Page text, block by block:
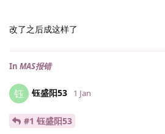
改了之后成这样了
In MAS报错
钰 钰盛阳53 1 Jan
#1 钰盛阳53